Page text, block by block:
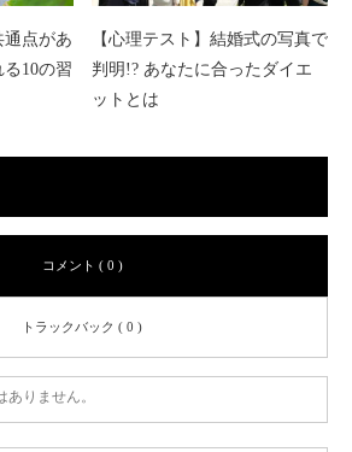
点があ
10の習
【心理テスト】結婚式の写真で
判明!? あなたに合ったダイエ
ットとは
コメント ( 0 )
トラックバック ( 0 )
りません。